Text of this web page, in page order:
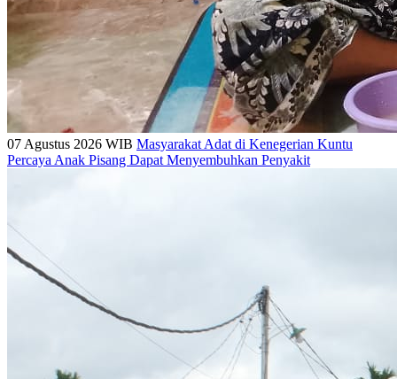
07 Agustus 2026 WIB Masyarakat Adat di Kenegerian Kuntu
Percaya Anak Pisang Dapat Menyembuhkan Penyakit